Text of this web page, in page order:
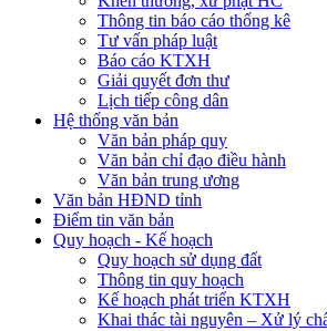
Thông tin báo cáo thống kê
Tư vấn pháp luật
Báo cáo KTXH
Giải quyết đơn thư
Lịch tiếp công dân
Hệ thống văn bản
Văn bản pháp quy
Văn bản chỉ đạo điều hành
Văn bản trung ương
Văn bản HĐND tỉnh
Điểm tin văn bản
Quy hoạch - Kế hoạch
Quy hoạch sử dụng đất
Thông tin quy hoạch
Kế hoạch phát triển KTXH
Khai thác tài nguyên – Xử lý